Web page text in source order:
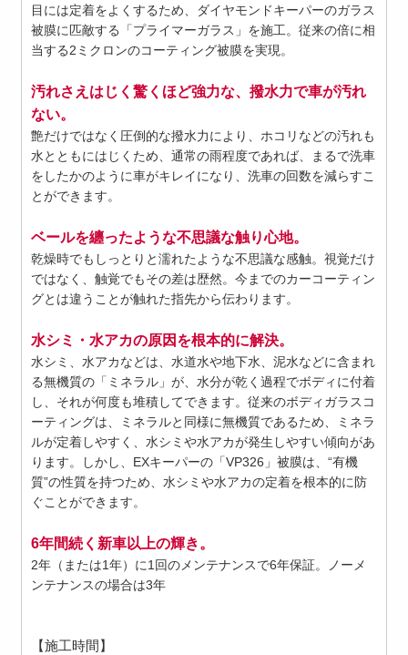
目には定着をよくするため、ダイヤモンドキーパーのガラス
被膜に匹敵する「プライマーガラス」を施工。従来の倍に相
当する2ミクロンのコーティング被膜を実現。
汚れさえはじく驚くほど強力な、撥水力で車が汚れ
ない。
艶だけではなく圧倒的な撥水力により、ホコリなどの汚れも
水とともにはじくため、通常の雨程度であれば、まるで洗車
をしたかのように車がキレイになり、洗車の回数を減らすこ
とができます。
ベールを纏ったような不思議な触り心地。
乾燥時でもしっとりと濡れたような不思議な感触。視覚だけ
ではなく、触覚でもその差は歴然。今までのカーコーティン
グとは違うことが触れた指先から伝わります。
水シミ・水アカの原因を根本的に解決。
水シミ、水アカなどは、水道水や地下水、泥水などに含まれ
る無機質の「ミネラル」が、水分が乾く過程でボディに付着
し、それが何度も堆積してできます。従来のボディガラスコ
ーティングは、ミネラルと同様に無機質であるため、ミネラ
ルが定着しやすく、水シミや水アカが発生しやすい傾向があ
ります。しかし、EXキーパーの「VP326」被膜は、“有機
質”の性質を持つため、水シミや水アカの定着を根本的に防
ぐことができます。
6年間続く新車以上の輝き。
2年（または1年）に1回のメンテナンスで6年保証。ノーメ
ンテナンスの場合は3年
【施工時間】